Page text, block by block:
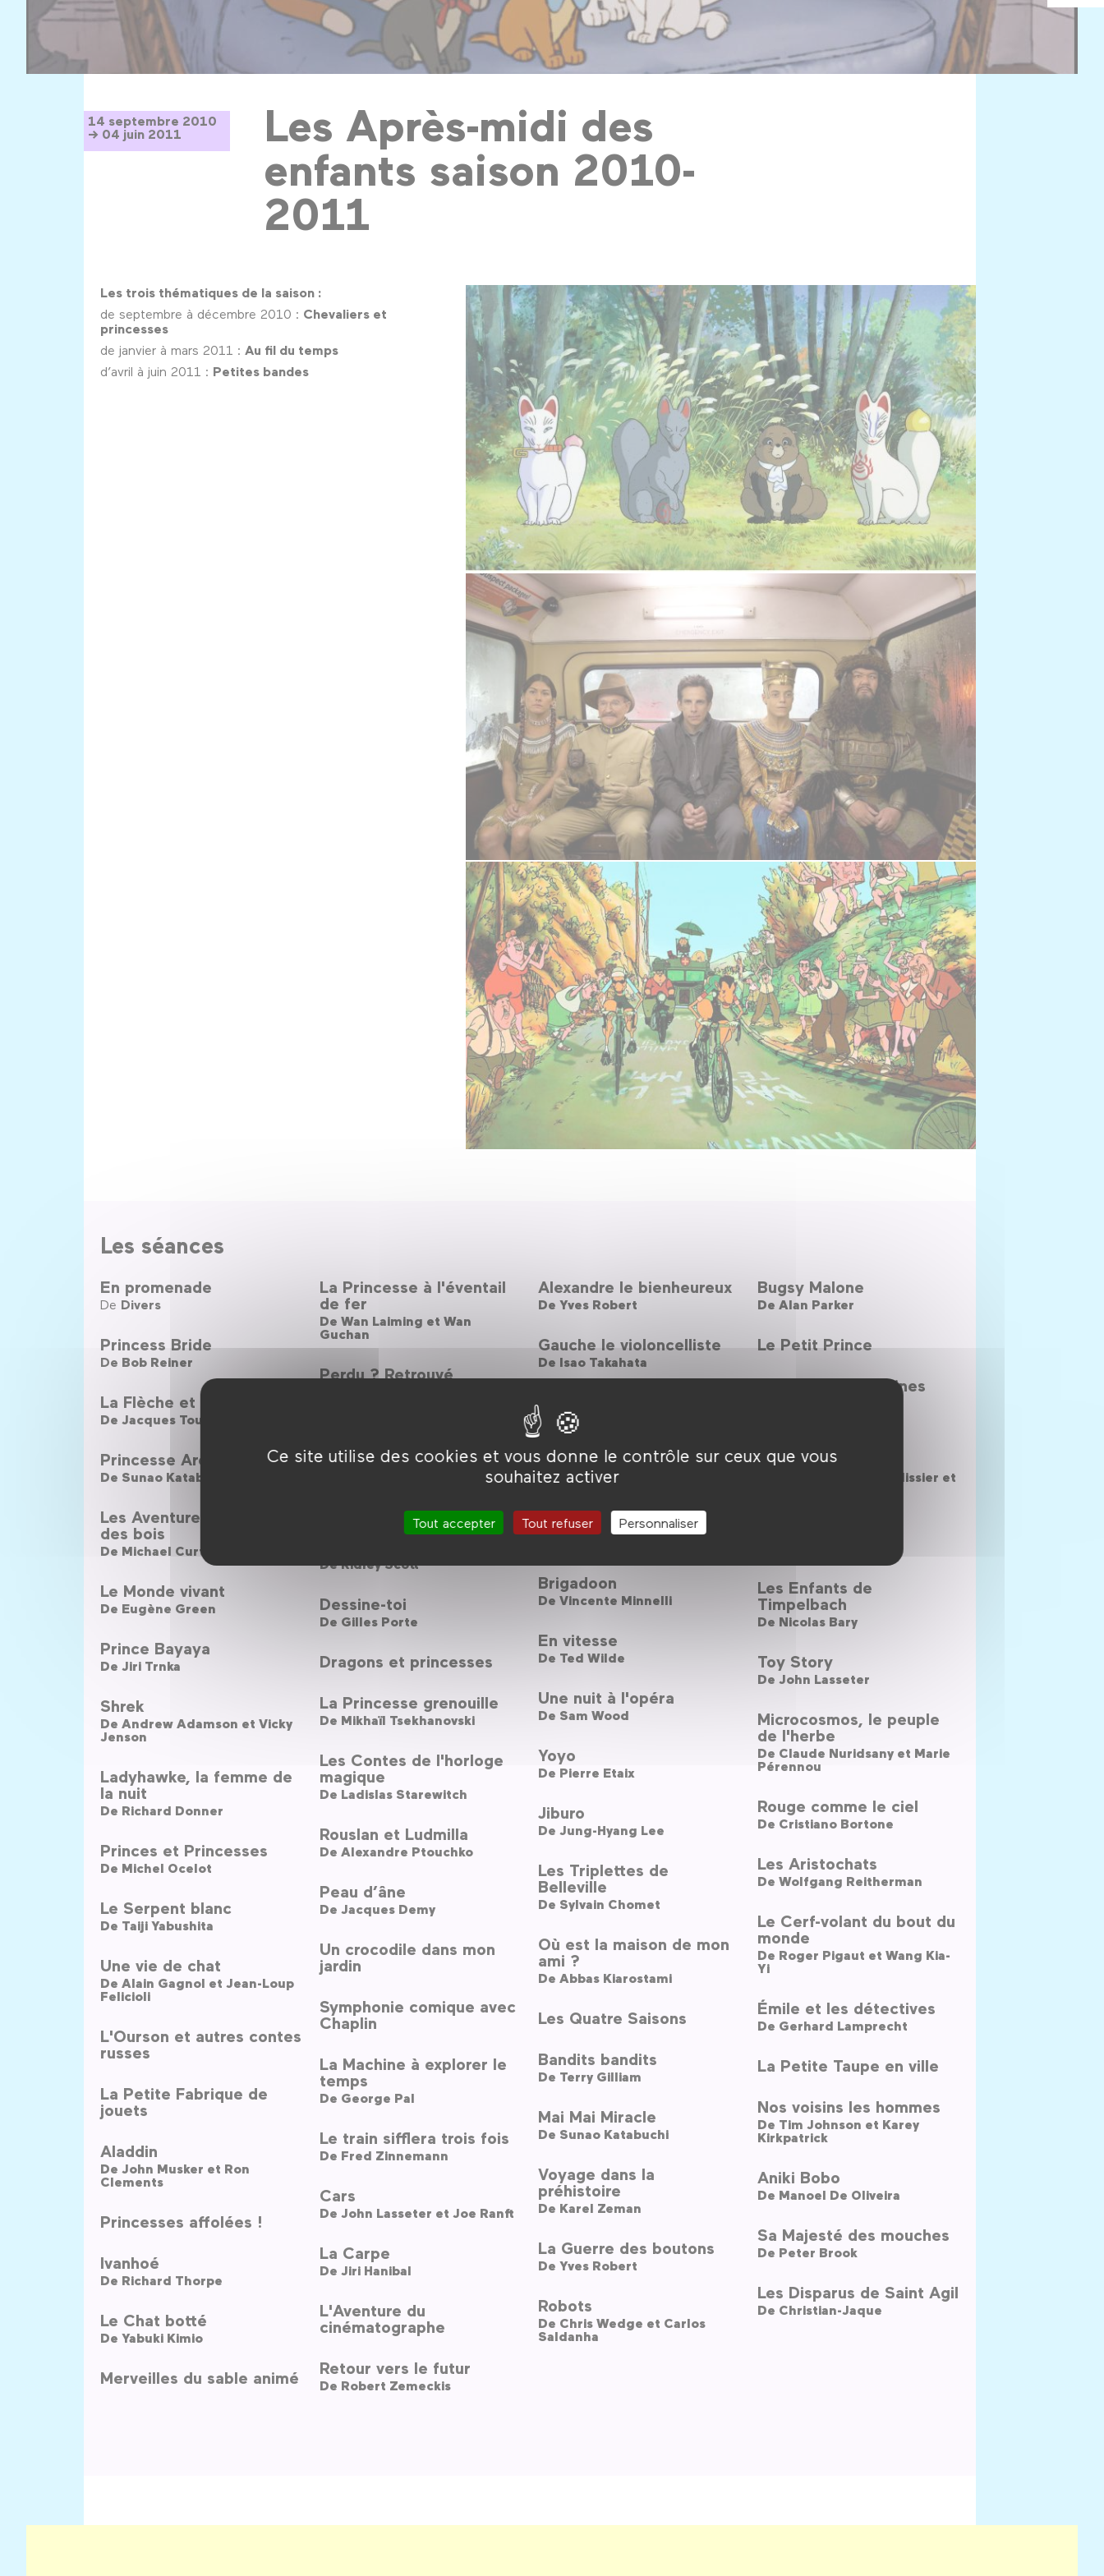
Ce site utilise des cookies et vous donne le contrôle sur ceux que vous
souhaitez activer
Tout accepter Tout refuser Personnaliser
14 septembre 2010
→ 04 juin 2011
Les Après-midi des
enfants saison 2010-
2011
Les trois thématiques de la saison :
de septembre à décembre 2010 : Chevaliers et
princesses
de janvier à mars 2011 : Au fil du temps
d’avril à juin 2011 : Petites bandes
Les séances
En promenade
De Divers
Princess Bride
De Bob Reiner
La Flèche et le flambeau
De Jacques Tourneur
Princesse Arete
De Sunao Katabuchi
Les Aventures de Robin
des bois
De Michael Curtiz
Le Monde vivant
De Eugène Green
Prince Bayaya
De Jiri Trnka
Shrek
De Andrew Adamson et Vicky
Jenson
Ladyhawke, la femme de
la nuit
De Richard Donner
Princes et Princesses
De Michel Ocelot
Le Serpent blanc
De Taiji Yabushita
Une vie de chat
De Alain Gagnol et Jean-Loup
Felicioli
L'Ourson et autres contes
russes
La Petite Fabrique de
jouets
Aladdin
De John Musker et Ron
Clements
Princesses affolées !
Ivanhoé
De Richard Thorpe
Le Chat botté
De Yabuki Kimio
Merveilles du sable animé
La Princesse à l'éventail
de fer
De Wan Laiming et Wan
Guchan
Perdu ? Retrouvé
Ahmed
DeLotte Reiniger
DeRidley Scott
Dessine-toi
De Gilles Porte
Dragons et princesses
La Princesse grenouille
De Mikhaïl Tsekhanovski
Les Contes de l'horloge
magique
De Ladislas Starewitch
Rouslan et Ludmilla
De Alexandre Ptouchko
Peau d’âne
De Jacques Demy
Un crocodile dans mon
jardin
Symphonie comique avec
Chaplin
La Machine à explorer le
temps
De George Pal
Le train sifflera trois fois
De Fred Zinnemann
Cars
De John Lasseter et Joe Ranft
La Carpe
De Jiri Hanibal
L'Aventure du
cinématographe
Retour vers le futur
De Robert Zemeckis
Alexandre le bienheureux
De Yves Robert
Gauche le violoncelliste
De Isao Takahata
La Nuit au musée
DeShawn Levy
Kössi le petit kangourou
Babyrama
Brigadoon
De Vincente Minnelli
En vitesse
De Ted Wilde
Une nuit à l'opéra
De Sam Wood
Yoyo
De Pierre Etaix
Jiburo
De Jung-Hyang Lee
Les Triplettes de
Belleville
De Sylvain Chomet
Où est la maison de mon
ami ?
De Abbas Kiarostami
Les Quatre Saisons
Bandits bandits
De Terry Gilliam
Mai Mai Miracle
De Sunao Katabuchi
Voyage dans la
préhistoire
De Karel Zeman
La Guerre des boutons
De Yves Robert
Robots
De Chris Wedge et Carlos
Saldanha
Bugsy Malone
De Alan Parker
Le Petit Prince
Fripouilles en bobines
potager
Damien Louche-Pelissier et
Les Enfants de
Timpelbach
De Nicolas Bary
Toy Story
De John Lasseter
Microcosmos, le peuple
de l'herbe
De Claude Nuridsany et Marie
Pérennou
Rouge comme le ciel
De Cristiano Bortone
Les Aristochats
De Wolfgang Reitherman
Le Cerf-volant du bout du
monde
De Roger Pigaut et Wang Kia-
Yi
Émile et les détectives
De Gerhard Lamprecht
La Petite Taupe en ville
Nos voisins les hommes
De Tim Johnson et Karey
Kirkpatrick
Aniki Bobo
De Manoel De Oliveira
Sa Majesté des mouches
De Peter Brook
Les Disparus de Saint Agil
De Christian-Jaque